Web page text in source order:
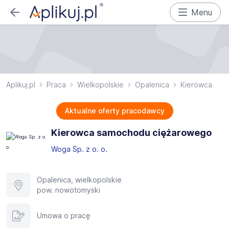
Menu
Aplikuj.pl Praca Wielkopolskie Opalenica Kierowca
Aktualne oferty pracodawcy
Kierowca samochodu ciężarowego
Woga Sp. z o. o.
Opalenica, wielkopolskie
pow. nowotomyski
Umowa o pracę